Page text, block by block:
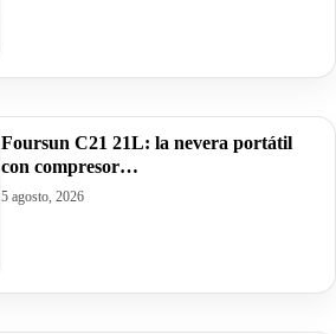
Foursun C21 21L: la nevera portátil
con compresor…
5 agosto, 2026